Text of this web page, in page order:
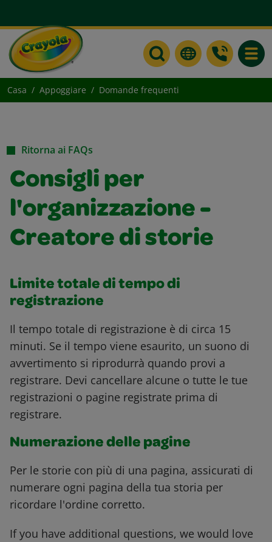
Casa Appoggiare Domande frequenti
Ritorna ai FAQs
Consigli per
l'organizzazione -
Creatore di storie
Limite totale di tempo di
registrazione
Il tempo totale di registrazione è di circa 15
minuti. Se il tempo viene esaurito, un suono di
avvertimento si riprodurrà quando provi a
registrare. Devi cancellare alcune o tutte le tue
registrazioni o pagine registrate prima di
registrare.
Numerazione delle pagine
Per le storie con più di una pagina, assicurati di
numerare ogni pagina della tua storia per
ricordare l'ordine corretto.
If you have additional questions, we would love